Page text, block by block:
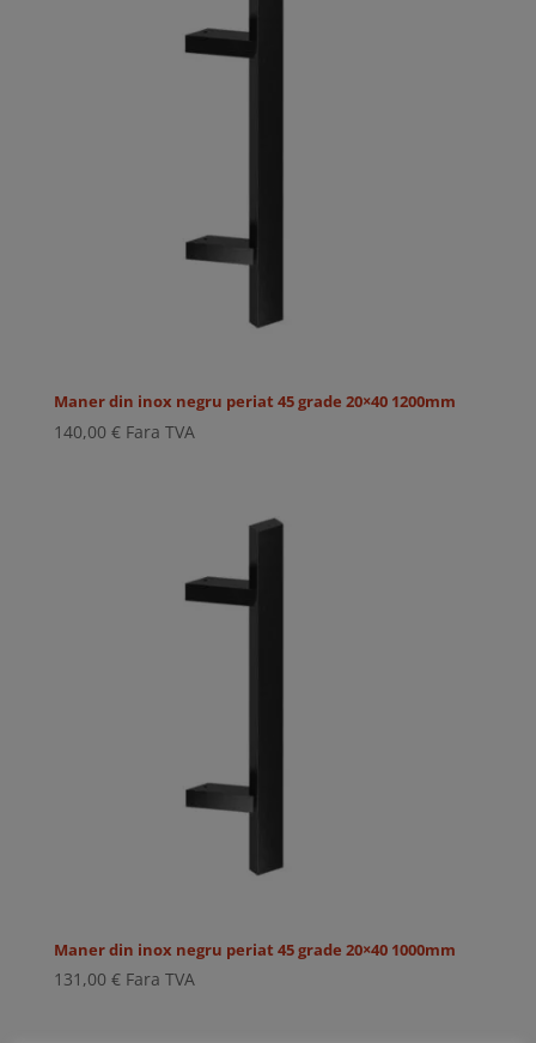
Maner din inox negru periat 45 grade 20×40 1200mm
140,00 € Fara TVA
Maner din inox negru periat 45 grade 20×40 1000mm
131,00 € Fara TVA